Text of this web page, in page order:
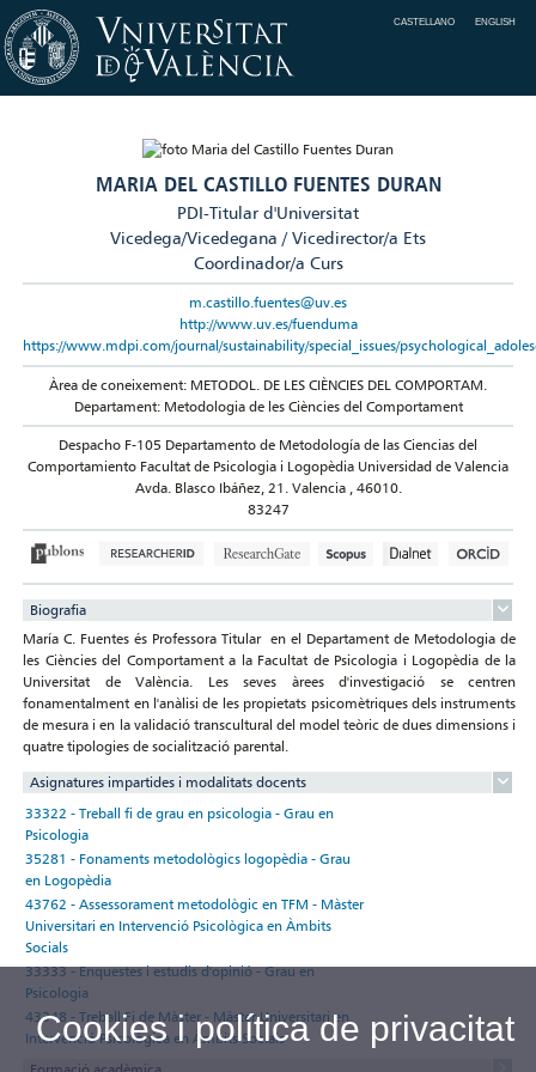
CASTELLANO ENGLISH
MARIA DEL CASTILLO FUENTES DURAN
PDI-Titular d'Universitat
Vicedega/Vicedegana / Vicedirector/a Ets
Coordinador/a Curs
m.castillo.fuentes@uv.es
http://www.uv.es/fuenduma
https://www.mdpi.com/journal/sustainability/special_issues/
Àrea de coneixement: METODOL. DE LES CIÈNCIES DEL COMPORTAM.
Departament: Metodologia de les Ciències del Comportament
Despacho F-105 Departamento de Metodología de las Ciencias del
Comportamiento Facultat de Psicologia i Logopèdia Universidad de Valencia
Avda. Blasco Ibáñez, 21. Valencia , 46010.
83247
Biografia
María C. Fuentes és Professora Titular en el Departament de Metodologia de
les Ciències del Comportament a la Facultat de Psicologia i Logopèdia de la
Universitat de València. Les seves àrees d'investigació se centren
fonamentalment en l'anàlisi de les propietats psicomètriques dels instruments
de mesura i en la validació transcultural del model teòric de dues dimensions i
quatre tipologies de socialització parental.
Asignatures impartides i modalitats docents
33322 - Treball fi de grau en psicologia - Grau en
Psicologia
35281 - Fonaments metodològics logopèdia - Grau
en Logopèdia
43762 - Assessorament metodològic en TFM - Màster
Universitari en Intervenció Psicològica en Àmbits
Socials
33333 - Enquestes i estudis d'opinió - Grau en
Psicologia
43348 - Treball Fi de Màster - Màster Universitari en
Intervenció Psicològica en Àmbits Socials
Cookies i política de privacitat